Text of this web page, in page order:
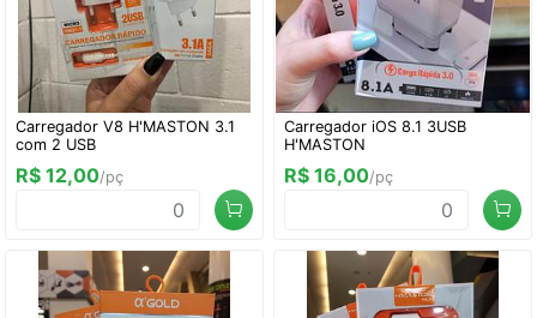
Carregador V8 H'MASTON 3.1
com 2 USB
R$ 12,00/pç
Carregador iOS 8.1 3USB
H'MASTON
R$ 16,00/pç